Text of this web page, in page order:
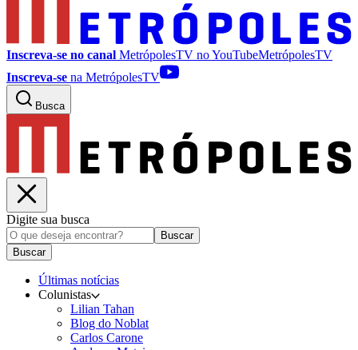
Inscreva-se no canal MetrópolesTV noYouTubeMetrópolesTV
Inscreva-se na MetrópolesTV
Busca
Digite sua busca
Buscar
Buscar
Últimas notícias
Colunistas
Lilian Tahan
Blog do Noblat
Carlos Carone